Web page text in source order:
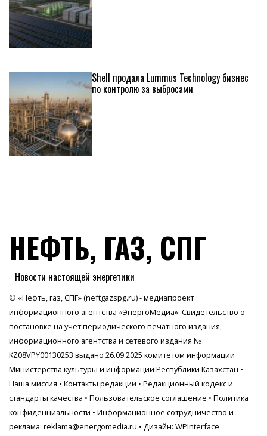
Shell продала Lummus Technology бизнес
по контролю за выбросами
НЕФТЬ, ГАЗ, СПГ
Новости настоящей энергетики
© «Нефть, газ, СПГ» (neftgazspg.ru) - медиапроект
информационного агентства «ЭнергоМедиа». Свидетельство о
постановке на учет периодического печатного издания,
информационного агентства и сетевого издания №
KZ08VPY00130253 выдано 26.09.2025 комитетом информации
Министерства культуры и информации Республики Казахстан •
Наша миссия • Контакты редакции • Редакционный кодекс и
стандарты качества • Пользовательское соглашение • Политика
конфиденциальности • Информационное сотрудничество и
реклама: reklama@energomedia.ru • Дизайн: WPInterface